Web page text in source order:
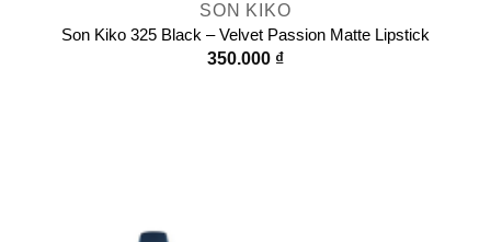
SON KIKO
Son Kiko 325 Black – Velvet Passion Matte Lipstick
350.000 ₫